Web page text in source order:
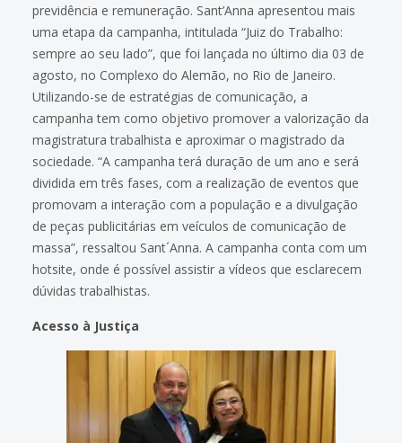
previdência e remuneração. Sant’Anna apresentou mais
uma etapa da campanha, intitulada “Juiz do Trabalho:
sempre ao seu lado”, que foi lançada no último dia 03 de
agosto, no Complexo do Alemão, no Rio de Janeiro.
Utilizando-se de estratégias de comunicação, a
campanha tem como objetivo promover a valorização da
magistratura trabalhista e aproximar o magistrado da
sociedade. “A campanha terá duração de um ano e será
dividida em três fases, com a realização de eventos que
promovam a interação com a população e a divulgação
de peças publicitárias em veículos de comunicação de
massa”, ressaltou Sant´Anna. A campanha conta com um
hotsite, onde é possível assistir a vídeos que esclarecem
dúvidas trabalhistas.
Acesso à Justiça